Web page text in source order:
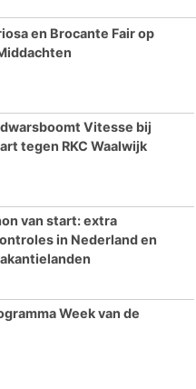
en Brocante Fair op
Vitesse bij
tegen RKC Waalwijk
van start: extra
in Nederland en
Week van de